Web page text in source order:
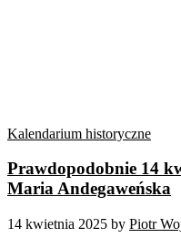
Kalendarium historyczne
Prawdopodobnie 14
Maria Andegaweńska
14 kwietnia 2025 by Piotr